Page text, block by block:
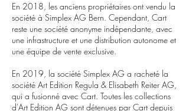
En 2018, les anciens propriétaires ont vendu la
société à Simplex AG Bern. Cependant, Cart
reste une société anonyme indépendante, avec
une infrastructure et une distribution autonome et
une équipe de vente exclusive.
En 2019, la société Simplex AG a racheté la
société Art Edition Regula & Elisabeth Reiter AG,
qui a fusionné avec Cart. Toutes les collections
d'Art Edition AG sont détenues par Cart depuis